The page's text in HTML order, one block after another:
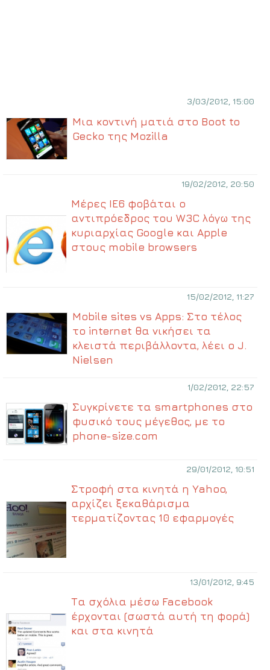
3/03/2012, 15:00
Μια κοντινή ματιά στο Boot to
Gecko της Mozilla
19/02/2012, 20:50
Μέρες IE6 φοβάται ο
αντιπρόεδρος του W3C λόγω της
κυριαρχίας Google και Apple
στους mobile browsers
15/02/2012, 11:27
Mobile sites vs Apps: Στο τέλος
το internet θα νικήσει τα
κλειστά περιβάλλοντα, λέει ο J.
Nielsen
1/02/2012, 22:57
Συγκρίνετε τα smartphones στο
φυσικό τους μέγεθος, με το
phone-size.com
29/01/2012, 10:51
Στροφή στα κινητά η Yahoo,
αρχίζει ξεκαθάρισμα
τερματίζοντας 10 εφαρμογές
13/01/2012, 9:45
Τα σχόλια μέσω Facebook
έρχονται (σωστά αυτή τη φορά)
και στα κινητά